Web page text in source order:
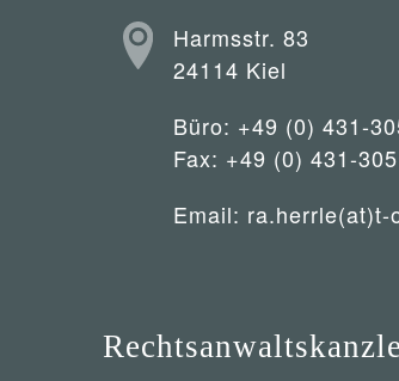
Harmsstr. 83
24114 Kiel
Büro: +49 (0) 431-
Fax: +49 (0) 431-
Email: ra.herrle(at)t-